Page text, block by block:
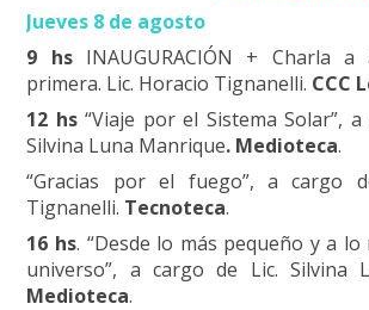
Jueves 8 de agosto
9 hsINAUGURACIÓN + Charla a
primera. Lic. Horacio Tignanelli. CCC
12 hs“Viaje por el Sistema Solar”,
Silvina Luna Manrique. Medioteca.
“Gracias por el fuego”, a cargo
Tignanelli. Tecnoteca.
16 hs. “Desde lo más pequeño y a
universo”, a cargo de Lic. Silvina
Medioteca.